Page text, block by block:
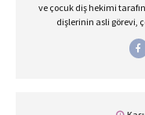
ve çocuk diş hekimi
dişlerinin asli görevi,
dişlerinin önemi